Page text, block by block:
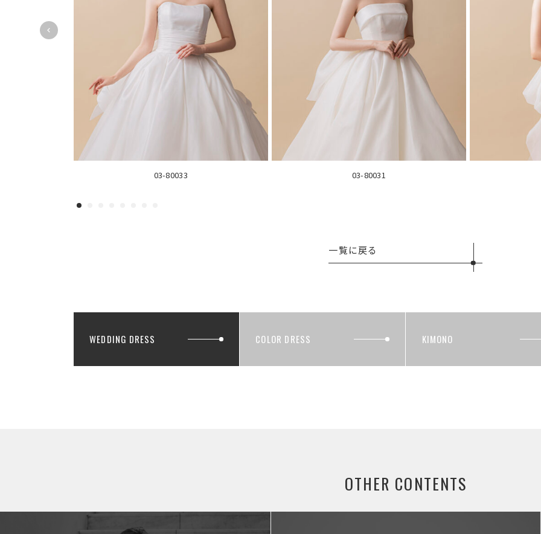
03-80033 03-80031
一覧に戻る
WEDDING DRESS COLOR DRESS KIMONO
OTHER CONTENTS